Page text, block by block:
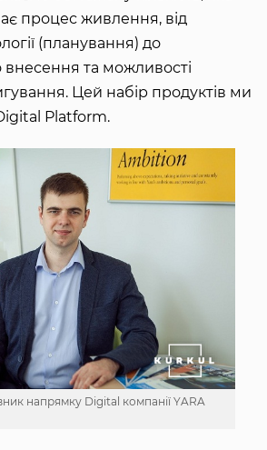
процес живлення, від
(планування) до
та можливості
Цей набір продуктів ми
Platform.
напрямку Digital компанії YARA